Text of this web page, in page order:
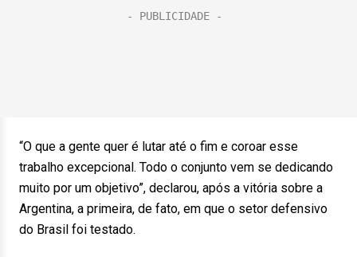
“O que a gente quer é lutar até o fim e coroar esse
trabalho excepcional. Todo o conjunto vem se dedicando
muito por um objetivo”, declarou, após a vitória sobre a
Argentina, a primeira, de fato, em que o setor defensivo
do Brasil foi testado.